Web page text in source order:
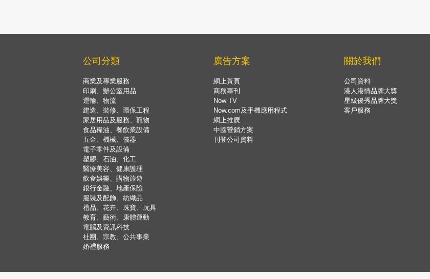
公司分類
商業及專業服務
印刷、辦公室用品
運輸、物流
建造、裝修、環保工程
家居用品及服務、寵物
食品糧油、餐飲業設備
五金、機械、儀器
電子零件及設備
塑膠、石油、化工
醫療美容、健康護理
飲食娛樂、購物旅遊
銀行金融、地產保險
服裝及配飾、紡織品
禮品、花卉、珠寶、玩具
教育、藝術、康體運動
電腦及資訊科技
社團、宗教、公共事業
婚禮服務
廣告方案
網上黃頁
商務專刊
Now TV
Now.com及手機應用程式
網上推廣
中國營銷方案
刊登公司資料
關於我們
公司資料
港人港情品牌大獎
星級優秀品牌大獎
客戶服務